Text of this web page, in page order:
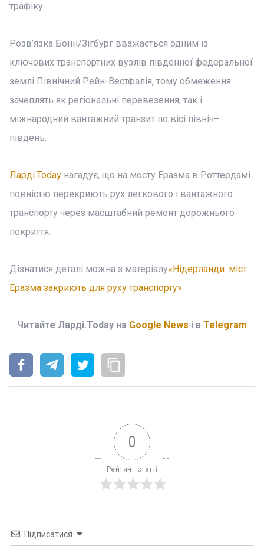
трафіку.
Розв’язка Бонн/Зігбург вважається одним із
ключових транспортних вузлів південної федеральної
землі Північний Рейн-Вестфалія, тому обмеження
зачеплять як регіональні перевезення, так і
міжнародний вантажний транзит по вісі північ–
південь.
Ларді.Today нагадує, що на мосту Еразма в Роттердамі
повністю перекриють рух легкового і вантажного
транспорту через масштабний ремонт дорожнього
покриття.
Дізнатися деталі можна з матеріалу«Нідерланди: міст
Еразма закриють для руху транспорту».
Читайте Ларді.Today на Google News і в Telegram
0
Рейтинг статті
Підписатися